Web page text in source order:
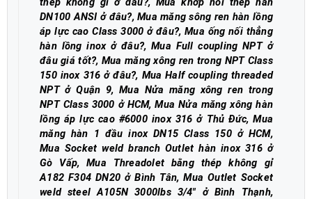
DN100 ANSI ở đâu?, Mua măng sông ren hàn lồng
áp lực cao Class 3000 ở đâu?, Mua ống nối thẳng
hàn lồng inox ở đâu?, Mua Full coupling NPT ở
đâu giá tốt?, Mua măng xông ren trong NPT Class
150 inox 316 ở đâu?, Mua Half coupling threaded
NPT ở Quận 9, Mua Nửa măng xông ren trong
NPT Class 3000 ở HCM, Mua Nửa măng xông hàn
lồng áp lực cao #6000 inox 316 ở Thủ Đức, Mua
măng hàn 1 đầu inox DN15 Class 150 ở HCM,
Mua Socket weld branch Outlet hàn inox 316 ở
Gò Vấp, Mua Threadolet bằng thép không gỉ
A182 F304 DN20 ở Bình Tân, Mua Outlet Socket
weld steel A105N 3000lbs 3/4" ở Bình Thạnh,